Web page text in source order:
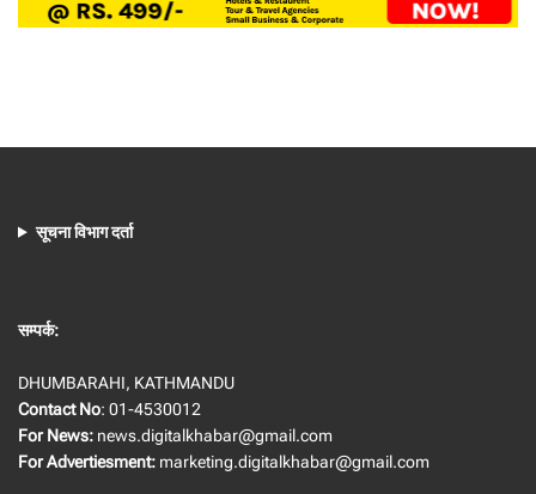
सूचना विभाग दर्ता
सम्पर्क:
DHUMBARAHI, KATHMANDU
Contact No: 01-4530012
For News: news.digitalkhabar@gmail.com
For Advertiesment: marketing.digitalkhabar@gmail.com